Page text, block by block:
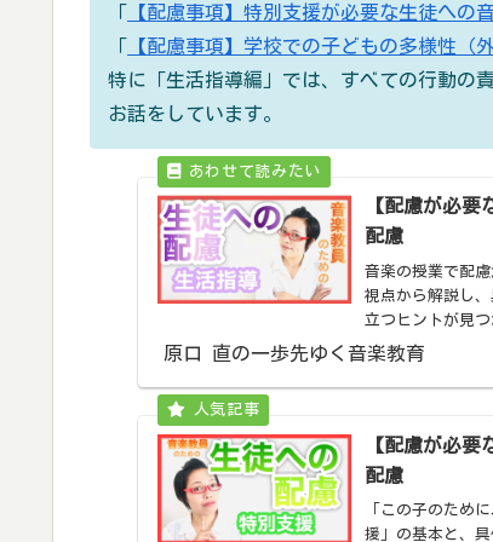
「 【配慮事項】特別支援が必要な生徒への
「 【配慮事項】学校での子どもの多様性（
特に「生活指導編」では、すべての行動の
お話をしています。
【配慮が必
配慮
音楽の授業で配
視点から解説し
立つヒントが見つ
原口 直の一歩先ゆく音楽教育
【配慮が必
配慮
「この子のため
援」の基本と、